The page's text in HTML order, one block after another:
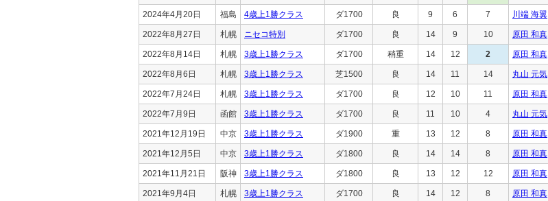
2024年4月20日 福島 4歳上1勝クラス ダ1700 良 9 6 7 川端 海翼
2022年8月27日 札幌 ニセコ特別 ダ1700 良 14 9 10 原田 和真
2022年8月14日 札幌 3歳上1勝クラス ダ1700 稍重 14 12 2 原田 和真
2022年8月6日 札幌 3歳上1勝クラス 芝1500 良 14 11 14 丸山 元気
2022年7月24日 札幌 3歳上1勝クラス ダ1700 良 12 10 11 原田 和真
2022年7月9日 函館 3歳上1勝クラス ダ1700 良 11 10 4 丸山 元気
2021年12月19日 中京 3歳上1勝クラス ダ1900 重 13 12 8 原田 和真
2021年12月5日 中京 3歳上1勝クラス ダ1800 良 14 14 8 原田 和真
2021年11月21日 阪神 3歳上1勝クラス ダ1800 良 13 12 12 原田 和真
2021年9月4日 札幌 3歳上1勝クラス ダ1700 良 14 12 8 原田 和真